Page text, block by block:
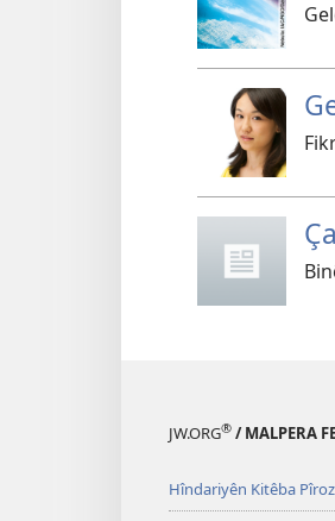
JW.ORG® / MALPERA
Hîndariyên Kitêba Pîroz